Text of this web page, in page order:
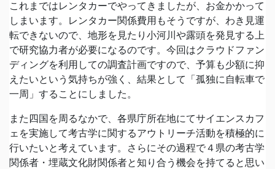
これまではレンタカーでやってきましたが、お金かかって
しまいます。レンタカー関係費用もそうですが、わき見運
転できないので、地形を見たり小河川や露頭を発見する上
で研究協力者が必要になるのです。今回はクラウドファン
ディングを利用しての調査計画ですので、予算も少額に抑
えたいという気持ちが強く、結果として「孤独に自転車で
一周」することにしました。
また四国を周るなかで、各県庁所在地にてサイエンスカフ
ェを実施して考古学に関するアウトリーチ活動を積極的に
行いたいと考えています。さらにその過程で４県の考古学
関係者・埋蔵文化財関係者と知り合う機会を持てると思い